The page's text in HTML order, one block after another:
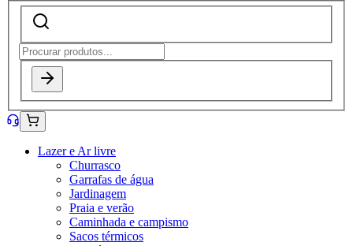
Lazer e Ar livre
Churrasco
Garrafas de água
Jardinagem
Praia e verão
Caminhada e campismo
Sacos térmicos